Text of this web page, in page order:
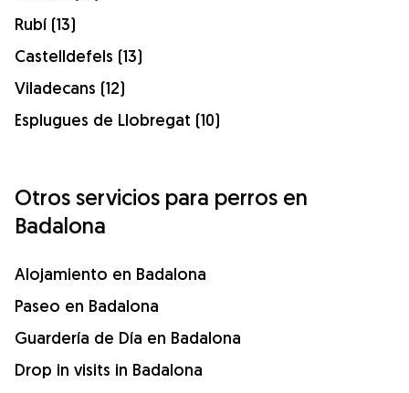
Rubí (13)
Castelldefels (13)
Viladecans (12)
Esplugues de Llobregat (10)
Otros servicios para perros en
Badalona
Alojamiento en Badalona
Paseo en Badalona
Guardería de Día en Badalona
Drop in visits in Badalona